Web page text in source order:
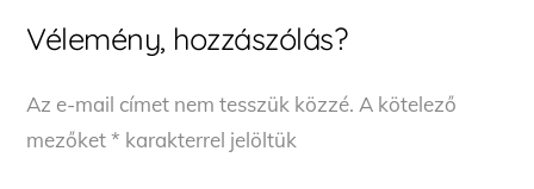
Vélemény, hozzászólás?
Az e-mail címet nem tesszük közzé. A kötelező
mezőket* karakterrel jelöltük